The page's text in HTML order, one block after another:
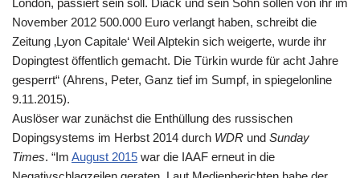
London, passiert sein soll. Diack und sein Sohn sollen von ihr im
November 2012 500.000 Euro verlangt haben, schreibt die
Zeitung ‚Lyon Capitale‘ Weil Alptekin sich weigerte, wurde ihr
Dopingtest öffentlich gemacht. Die Türkin wurde für acht Jahre
gesperrt“ (Ahrens, Peter, Ganz tief im Sumpf, in spiegelonline
9.11.2015).
Auslöser war zunächst die Enthüllung des russischen
Dopingsystems im Herbst 2014 durch WDR und Sunday
Times. “Im August 2015 war die IAAF erneut in die